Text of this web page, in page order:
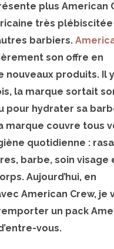
plus American
très
barbiers.
son offre en
nouveaux produits. Il
la marque sortait
pour hydrater sa
marque couvre tous
quotidienne :
barbe, soin visage
Aujourd’hui, en
American Crew, je
un pack
vous.